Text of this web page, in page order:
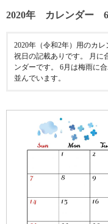
2020年 カレンダー
2020年（令和2年）用のカ
祝日の記載ありです。 月に
ンダーです。 6月は梅雨に
並んでいます。